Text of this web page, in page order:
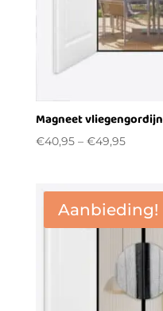
Magneet vliegengordijn
€40,95– €49,95
Aanbieding!